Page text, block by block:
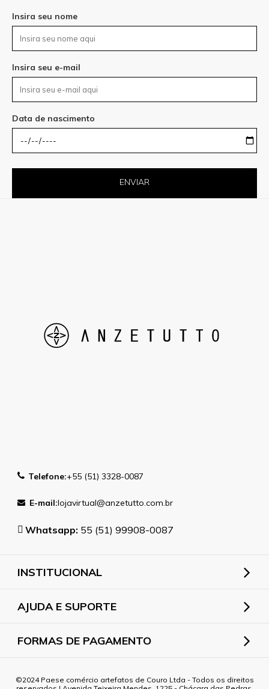
Insira seu nome
Insira seu e-mail
Data de nascimento
ENVIAR
Telefone:+55 (51) 3328-0087
E-mail:lojavirtual@anzetutto.com.br
Whatsapp: 55 (51) 99908-0087
INSTITUCIONAL
AJUDA E SUPORTE
FORMAS DE PAGAMENTO
2024 Paese comércio artefatos de Couro Ltda - Todos os direitos